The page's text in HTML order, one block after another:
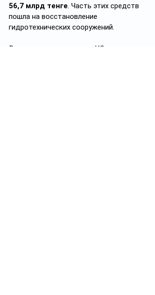
56,7 млрд тенге. Часть этих средств
пошла на восстановление
гидротехнических сооружений.
В целях предупреждения ЧС